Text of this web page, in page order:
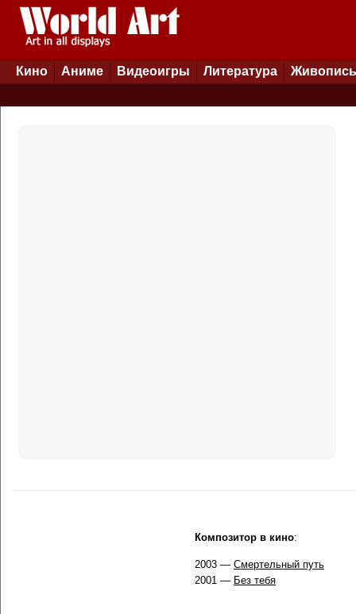
Кино Аниме Видеоигры Литература Живопись
Композитор в кино:
2003 — Смертельный путь
2001 — Без тебя